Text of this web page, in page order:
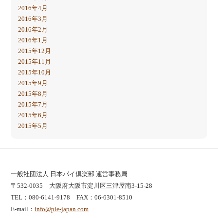
2016年4月
2016年3月
2016年2月
2016年1月
2015年12月
2015年11月
2015年10月
2015年9月
2015年8月
2015年7月
2015年6月
2015年5月
一般社団法人 日本パイ倶楽部 運営事務局
〒532-0035 大阪府大阪市淀川区三津屋南3-15-28
TEL：080-6141-9178 FAX：06-6301-8510
E-mail：info@pie-japan.com